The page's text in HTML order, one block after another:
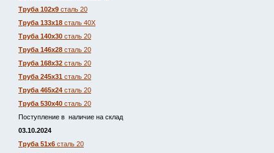
Труба 102х9 сталь 20
Труба 133х18 сталь 40Х
Труба 140х30 сталь 20
Труба 146х28 сталь 20
Труба 168х32 сталь 20
Труба 245х31 сталь 20
Труба 465х24 сталь 20
Труба 530х40 сталь 20
Поступление в наличие на склад
03.10.2024
Труба 51х6 сталь 20